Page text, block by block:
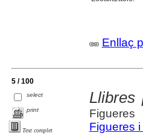
Enllaç
5 / 100
select
print
Text complet
Llibres
Figueres
Figueres